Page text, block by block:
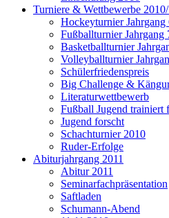
Turniere & Wettbewerbe 2010/
Hockeyturnier Jahrgang
Fußballturnier Jahrgang
Basketballturnier
Volleyballturnier
Schülerfriedenspreis
Big Challenge &
Literaturwettbewerb
Fußball Jugend trainiert
Jugend forscht
Schachturnier 2010
Ruder-Erfolge
Abiturjahrgang 2011
Abitur 2011
Seminarfachpräsentation
Saftladen
Schumann-Abend